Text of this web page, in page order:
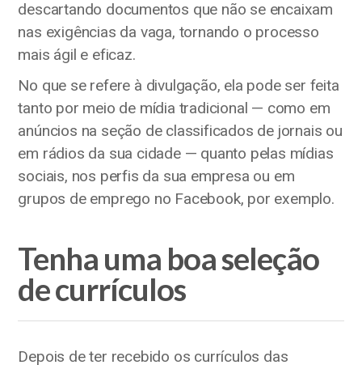
descartando documentos que não se encaixam
nas exigências da vaga, tornando o processo
mais ágil e eficaz.
No que se refere à divulgação, ela pode ser feita
tanto por meio de mídia tradicional — como em
anúncios na seção de classificados de jornais ou
em rádios da sua cidade — quanto pelas mídias
sociais, nos perfis da sua empresa ou em
grupos de emprego no Facebook, por exemplo.
Tenha uma boa seleção
de currículos
Depois de ter recebido os currículos das